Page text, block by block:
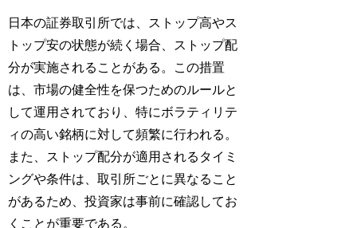
日本の証券取引所では、ストップ高やス
トップ安の状態が続く場合、ストップ配
分が実施されることがある。この措置
は、市場の健全性を保つためのルールと
して運用されており、特にボラティリテ
ィの高い銘柄に対して頻繁に行われる。
また、ストップ配分が適用されるタイミ
ングや条件は、取引所ごとに異なること
があるため、投資家は事前に確認してお
くことが重要である。